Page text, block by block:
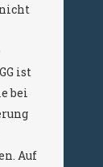
ist
bei
Auf